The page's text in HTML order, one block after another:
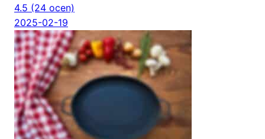
4.5 (24 ocen)
2025-02-19